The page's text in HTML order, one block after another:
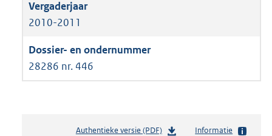
2010-2011
28286 nr. 446
Authentieke versie (PDF)b
Informatie